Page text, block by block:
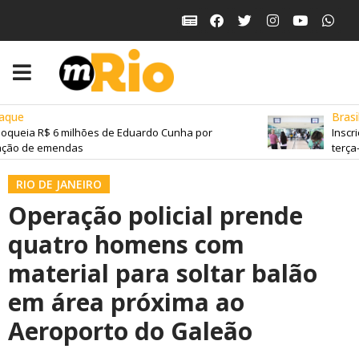
R$ 6 milhões de Eduardo Cunha por
de emendas
Brasil
RIO DE JANEIRO
Operação policial prende
quatro homens com
material para soltar balão
em área próxima ao
Aeroporto do Galeão